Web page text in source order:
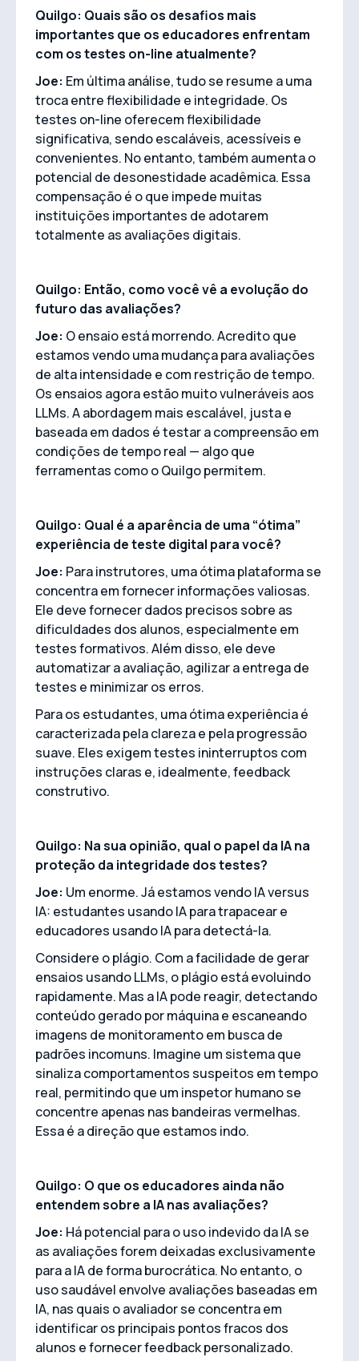
Quilgo: Quais são os desafios mais
importantes que os educadores enfrentam
com os testes on-line atualmente?
Joe: Em última análise, tudo se resume a uma
troca entre flexibilidade e integridade. Os
testes on-line oferecem flexibilidade
significativa, sendo escaláveis, acessíveis e
convenientes. No entanto, também aumenta o
potencial de desonestidade acadêmica. Essa
compensação é o que impede muitas
instituições importantes de adotarem
totalmente as avaliações digitais.
Quilgo: Então, como você vê a evolução do
futuro das avaliações?
Joe: O ensaio está morrendo. Acredito que
estamos vendo uma mudança para avaliações
de alta intensidade e com restrição de tempo.
Os ensaios agora estão muito vulneráveis aos
LLMs. A abordagem mais escalável, justa e
baseada em dados é testar a compreensão em
condições de tempo real — algo que
ferramentas como o Quilgo permitem.
Quilgo: Qual é a aparência de uma “ótima”
experiência de teste digital para você?
Joe: Para instrutores, uma ótima plataforma se
concentra em fornecer informações valiosas.
Ele deve fornecer dados precisos sobre as
dificuldades dos alunos, especialmente em
testes formativos. Além disso, ele deve
automatizar a avaliação, agilizar a entrega de
testes e minimizar os erros.
Para os estudantes, uma ótima experiência é
caracterizada pela clareza e pela progressão
suave. Eles exigem testes ininterruptos com
instruções claras e, idealmente, feedback
construtivo.
Quilgo: Na sua opinião, qual o papel da IA na
proteção da integridade dos testes?
Joe: Um enorme. Já estamos vendo IA versus
IA: estudantes usando IA para trapacear e
educadores usando IA para detectá-la.
Considere o plágio. Com a facilidade de gerar
ensaios usando LLMs, o plágio está evoluindo
rapidamente. Mas a IA pode reagir, detectando
conteúdo gerado por máquina e escaneando
imagens de monitoramento em busca de
padrões incomuns. Imagine um sistema que
sinaliza comportamentos suspeitos em tempo
real, permitindo que um inspetor humano se
concentre apenas nas bandeiras vermelhas.
Essa é a direção que estamos indo.
Quilgo: O que os educadores ainda não
entendem sobre a IA nas avaliações?
Joe: Há potencial para o uso indevido da IA se
as avaliações forem deixadas exclusivamente
para a IA de forma burocrática. No entanto, o
uso saudável envolve avaliações baseadas em
IA, nas quais o avaliador se concentra em
identificar os principais pontos fracos dos
alunos e fornecer feedback personalizado.